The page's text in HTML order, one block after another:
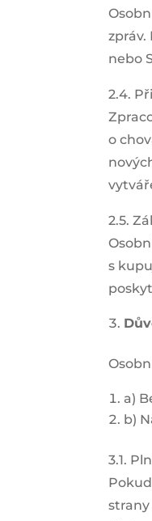
nebo
2.4.
o
2.5.
s
a)
b)
3.1.